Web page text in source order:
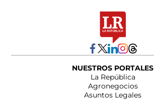
NUESTROS PORTALES
La República
Agronegocios
Asuntos Legales